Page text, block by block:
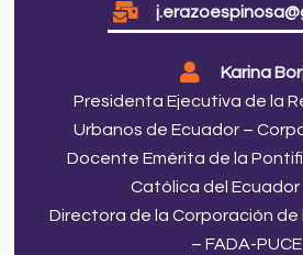
Karina
Presidenta Ejecutiva de la
Urbanos de Ecuador –
Docente Emérita de la
Católica del Ecuador
Directora de la Corporación de
– FADA-PUCE